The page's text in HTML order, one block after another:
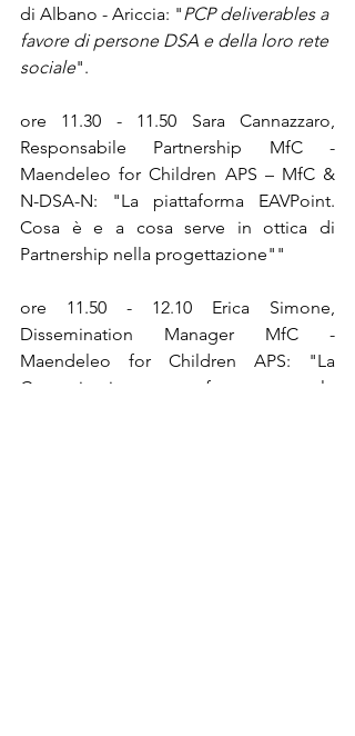
di Albano - Ariccia: "PCP deliverables a
favore di persone DSA e della loro rete
sociale".
ore 11.30 - 11.50 Sara Cannazzaro,
Responsabile Partnership MfC -
Maendeleo for Children APS – MfC &
N-DSA-N: "La piattaforma EAVPoint.
Cosa è e a cosa serve in ottica di
Partnership nella progettazione""
ore 11.50 - 12.10 Erica Simone,
Dissemination Manager MfC -
Maendeleo for Children APS: "La
Comunicazione per fa crescere le